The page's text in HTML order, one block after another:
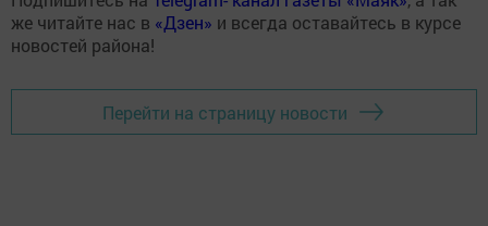
же читайте нас в «Дзен» и всегда оставайтесь в курсе
новостей района!
Перейти на страницу новости